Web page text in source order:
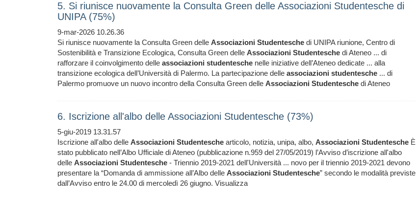
5. Si riunisce nuovamente la Consulta Green delle Associazioni Studentesche di
UNIPA (75%)
9-mar-2026 10.26.36
Si riunisce nuovamente la Consulta Green delle Associazioni Studentesche di UNIPA riunione, Centro di
Sostenibilità e Transizione Ecologica, Consulta Green delle Associazioni Studentesche di Ateneo ... di
rafforzare il coinvolgimento delle associazioni studentesche nelle iniziative dell’Ateneo dedicate ... alla
transizione ecologica dell’Università di Palermo. La partecipazione delle associazioni studentesche ... di
Palermo promuove un nuovo incontro della Consulta Green delle Associazioni Studentesche di Ateneo
6. Iscrizione all'albo delle Associazioni Studentesche (73%)
5-giu-2019 13.31.57
Iscrizione all'albo delle Associazioni Studentesche articolo, notizia, unipa, albo, Associazioni Studentesche È
stato pubblicato nell’Albo Ufficiale di Ateneo (pubblicazione n.959 del 27/05/2019) l’Avviso d’iscrizione all'albo
delle Associazioni Studentesche - Triennio 2019-2021 dell'Università ... novo per il triennio 2019-2021 devono
presentare la “Domanda di ammissione all’Albo delle Associazioni Studentesche” secondo le modalità previste
dall’Avviso entro le 24.00 di mercoledì 26 giugno. Visualizza